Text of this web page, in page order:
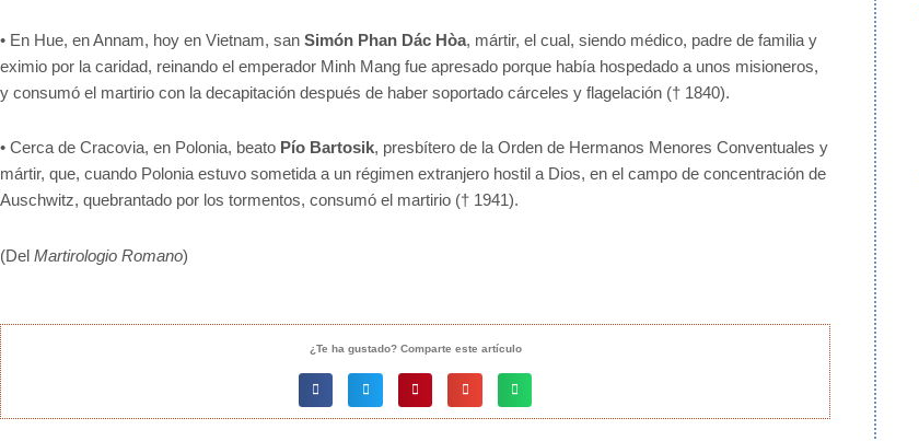
• En Hue, en Annam, hoy en Vietnam, san Simón Phan Dác Hòa, mártir, el cual, siendo médico, padre de familia y
eximio por la caridad, reinando el emperador Minh Mang fue apresado porque había hospedado a unos misioneros,
y consumó el martirio con la decapitación después de haber soportado cárceles y flagelación († 1840).
• Cerca de Cracovia, en Polonia, beato Pío Bartosik, presbítero de la Orden de Hermanos Menores Conventuales y
mártir, que, cuando Polonia estuvo sometida a un régimen extranjero hostil a Dios, en el campo de concentración de
Auschwitz, quebrantado por los tormentos, consumó el martirio († 1941).
(Del Martirologio Romano)
¿Te ha gustado? Comparte este artículo